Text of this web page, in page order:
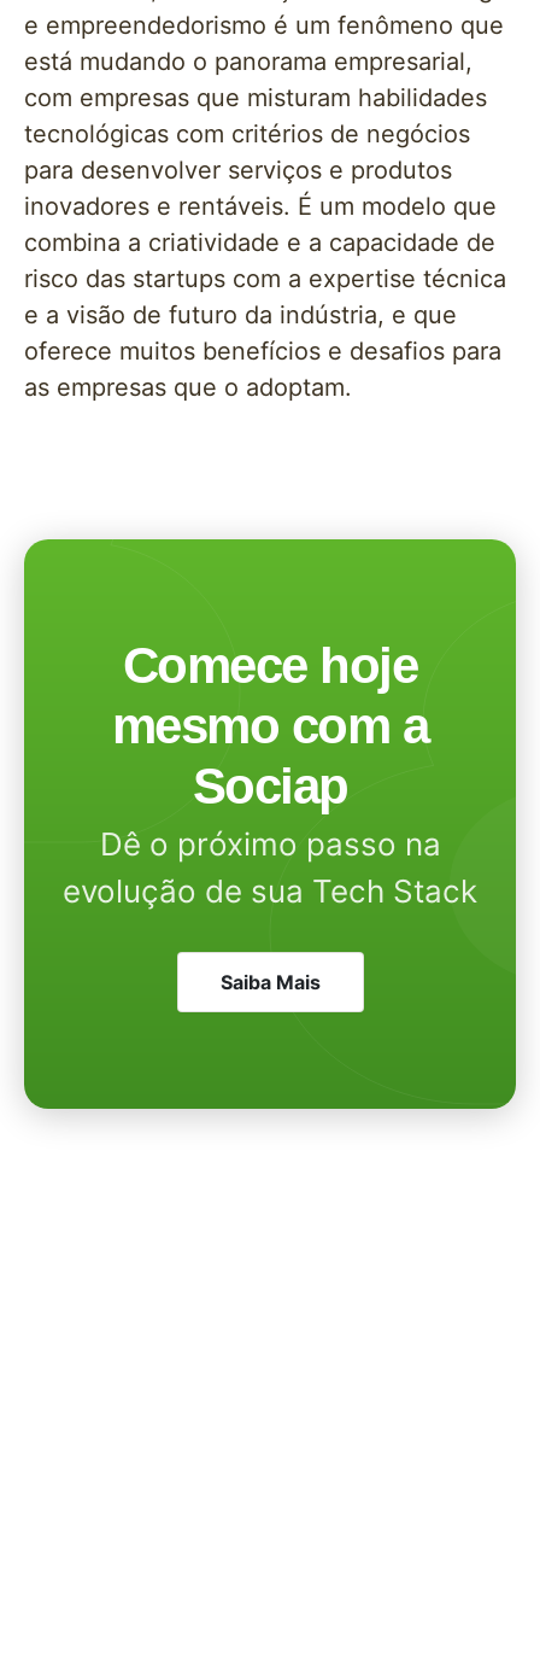
e empreendedorismo é um fenômeno que
está mudando o panorama empresarial,
com empresas que misturam habilidades
tecnológicas com critérios de negócios
para desenvolver serviços e produtos
inovadores e rentáveis. É um modelo que
combina a criatividade e a capacidade de
risco das startups com a expertise técnica
e a visão de futuro da indústria, e que
oferece muitos benefícios e desafios para
as empresas que o adoptam.
Comece hoje
mesmo com a
Sociap
Dê o próximo passo na
evolução de sua Tech Stack
Saiba Mais